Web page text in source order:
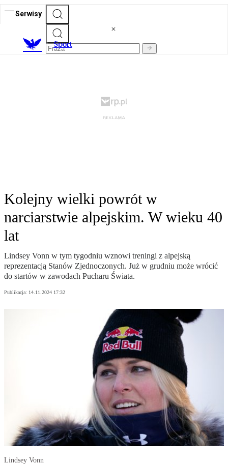
Serwisy
Sport
Kolejny wielki powrót w
narciarstwie alpejskim. W wieku 40
lat
Lindsey Vonn w tym tygodniu wznowi treningi z alpejską
reprezentacją Stanów Zjednoczonych. Już w grudniu może wrócić
do startów w zawodach Pucharu Świata.
Publikacja: 14.11.2024 17:32
Lindsey Vonn